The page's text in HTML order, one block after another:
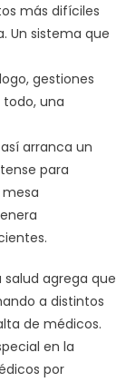
más difíciles
Un sistema que
gestiones
una
arranca un
para
agrega que
a distintos
de médicos.
en la
por